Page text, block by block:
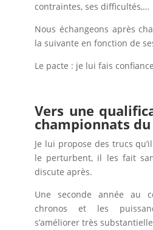
contraintes, ses difficultés,…
Nous échangeons après
la suivante en fonction de
Le pacte : je lui fais
Vers une
championnats
Je lui propose des trucs
le perturbent, il les fait
discute après.
Une seconde année au
chronos et les
s’améliorer très